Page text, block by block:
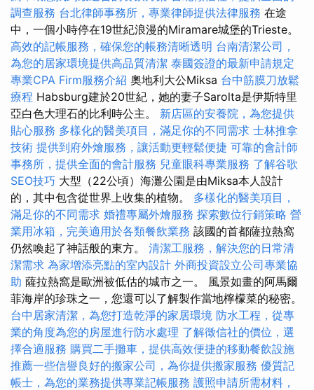
調查服務 台北律師事務所，專業律師提供法律服務 在途
中，一個小時停在19世紀浪漫的Miramare城堡的Trieste。
高效的記帳服務，確保您的帳務清晰透明 台南清潔公司，
為您的居家環境提供高品質清潔 泰國簽證的最新申請規定
專業CPA Firm服務介紹 奧地利大公Miksa 台中筋膜刀放鬆
療程 Habsburg建於20世紀，她的妻子Sarolta是伊斯特里
亞白色大理石的比利時公主。 新店區的安養院，為您提供
貼心服務 多樣化的醫美項目，滿足你的不同需求 士林推拿
技術 提供到府外燴服務，讓活動更輕鬆便捷 可靠的會計師
事務所，提供全面的會計服務 兒童眼科專業服務 了解谷歌
SEO技巧 大型（22公頃）海灘公園是由Miksa本人設計
的，其中包含從世界上收集的植物。 多樣化的醫美項目，
滿足你的不同需求 婚禮專屬外燴服務 探索數位行銷策略 營
業用冰箱，完美適用於各類餐飲業務 該國的首都薩拉熱窩
仍然喚起了神話般的東方。 清潔工服務，解決您的日常清
潔需求 為家增添亮點的室內設計 外商投資設立公司專業協
助 薩拉熱窩是歐洲被低估的城市之一。 風景如畫的阿馬爾
菲海岸的珍珠之一，您還可以了解製作當地檸檬菜的秘密。
台中居家清潔，為您打造乾淨的家居環境 防水工程，從專
業的角度為您的房屋進行防水處理 了解徵信社的價位，選
擇合適服務 購買二手攤車，提供高效便捷的移動餐飲設施
推薦一些信譽良好的搬家公司，為你提供搬家服務 優質記
帳士，為您的業務提供專業記帳服務 護照申請所需材料，